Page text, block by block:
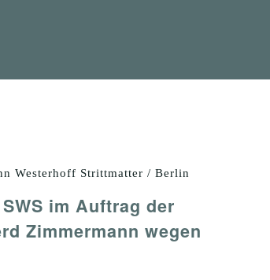
Westerhoff Strittmatter / Berlin
im Auftrag der
Zimmermann wegen